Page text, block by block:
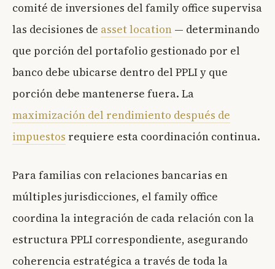
comité de inversiones del family office supervisa
las decisiones de asset location — determinando
que porción del portafolio gestionado por el
banco debe ubicarse dentro del PPLI y que
porción debe mantenerse fuera. La
maximización del rendimiento después de
impuestos requiere esta coordinación continua.
Para familias con relaciones bancarias en
múltiples jurisdicciones, el family office
coordina la integración de cada relación con la
estructura PPLI correspondiente, asegurando
coherencia estratégica a través de toda la